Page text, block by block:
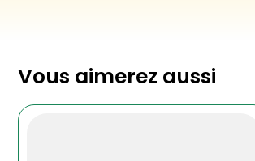
Vous aimerez aussi